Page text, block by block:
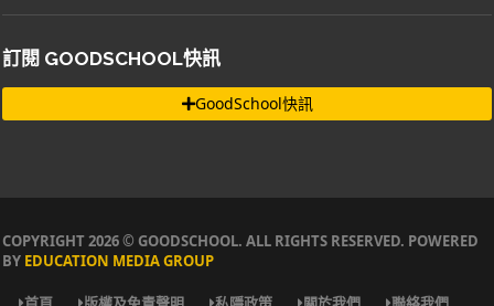
訂閱 GOODSCHOOL快訊
GoodSchool快訊
COPYRIGHT 2026 © GOODSCHOOL. ALL RIGHTS RESERVED. POWERED
BY EDUCATION MEDIA GROUP